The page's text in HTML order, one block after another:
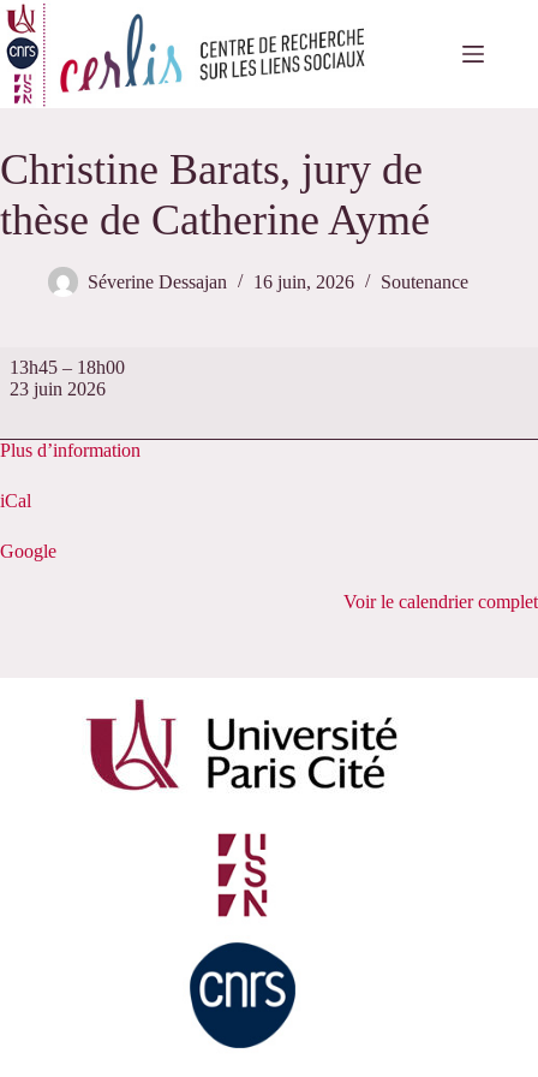
Passer
au
contenu
Christine Barats, jury de
thèse de Catherine Aymé
Séverine Dessajan 16 juin, 2026 Soutenance
Christine
Barats,
jury
thèse
Aymé
13h45 – 18h00
23 juin 2026
Plus d’information
iCal
Google
Voir le calendrier complet